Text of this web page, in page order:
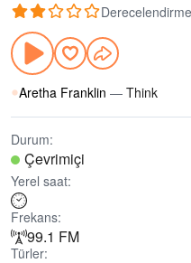
Derecelendirme
Aretha Franklin — Think
Durum:
Çevrimiçi
Yerel saat:
Frekans:
99.1 FM
Türler: